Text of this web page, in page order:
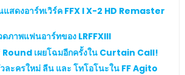
แสดงอาร์ทเวิร์ค FFX l X-2 HD Remaster
ภาพแฟนอาร์ทของ LRFFXIII
เผยโฉมอีกครั้งใน Curtain Call!
ละครใหม่ ลีน และ โทโอโนะใน FF Agito